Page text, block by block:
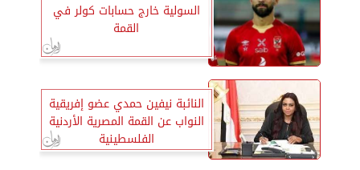
السولية خارج حسابات كولر في
القمة
النائبة نيفين حمدي عضو إفريقية
النواب عن القمة المصرية الأردنية
الفلسطينية